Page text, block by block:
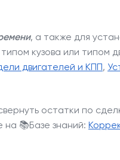
, а также для
кузова или типом
двигателей и КПП,
остатки по
📚Базе знаний: